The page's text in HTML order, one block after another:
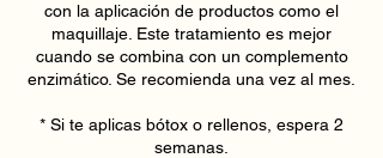
con la aplicación de productos como el
maquillaje. Este tratamiento es mejor
cuando se combina con un complemento
enzimático. Se recomienda una vez al mes.
* Si te aplicas bótox o rellenos, espera 2
semanas.